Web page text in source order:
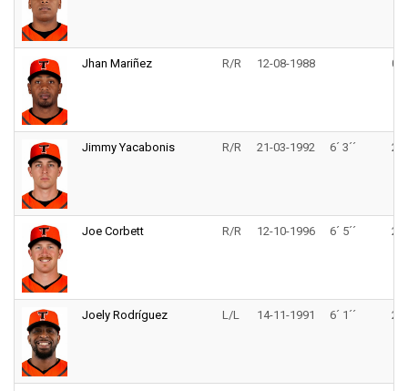
Jhan Mariñez R/R 12-08-1988
Jimmy Yacabonis R/R 21-03-1992 6´ 3´´
Joe Corbett R/R 12-10-1996 6´ 5´´
Joely Rodríguez L/L 14-11-1991 6´ 1´´